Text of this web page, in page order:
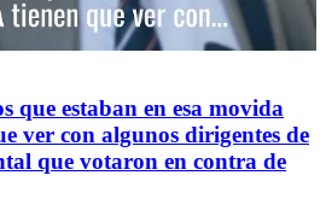
que estaban en esa movida
ver con algunos dirigentes de
que votaron en contra de